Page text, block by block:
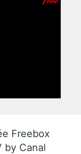
Freebox
by Canal